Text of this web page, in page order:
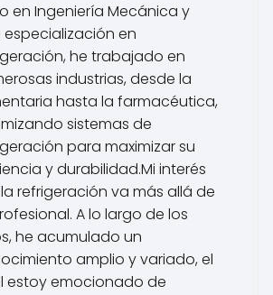
en Ingeniería Mecánica y
especialización en
he trabajado en
industrias, desde la
hasta la farmacéutica,
sistemas de
para maximizar su
y durabilidad.Mi interés
refrigeración va más allá de
A lo largo de los
he acumulado un
amplio y variado, el
estoy emocionado de